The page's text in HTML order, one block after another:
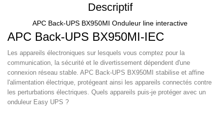
Descriptif
APC Back-UPS BX950MI Onduleur line interactive
APC Back-UPS BX950MI-IEC
Les appareils électroniques sur lesquels vous comptez pour la
communication, la sécurité et le divertissement dépendent d'une
connexion réseau stable. APC Back-UPS BX950MI stabilise et affine
l'alimentation électrique, protégeant ainsi les appareils connectés contre
les perturbations électriques. Quels appareils puis-je protéger avec un
onduleur Easy UPS ?